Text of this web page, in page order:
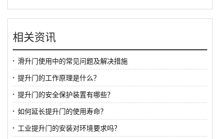
相关资讯
滑升门使用中的常见问题及解决措施
提升门的工作原理是什么？
提升门的安全保护装置有哪些？
如何延长提升门的使用寿命？
工业提升门的安装对环境要求吗？